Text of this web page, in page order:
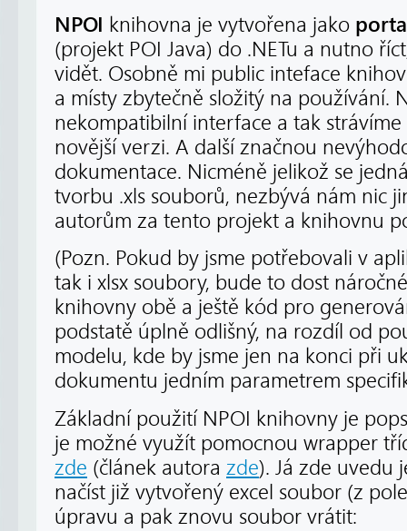
NPOI knihovna je vytvořena jako
(projekt POI Java) do .NETu a nutno
vidět. Osobně mi public inteface
a místy zbytečně složitý na používání.
nekompatibilní interface a tak
novější verzi. A další značnou
dokumentace. Nicméně jelikož se
tvorbu .xls souborů, nezbývá nám nic
autorům za tento projekt a knihovnu
(Pozn. Pokud by jsme potřebovali v
tak i xlsx soubory, bude to dost
knihovny obě a ještě kód pro
podstatě úplně odlišný, na rozdíl od
modelu, kde by jsme jen na konci při
dokumentu jedním parametrem
Základní použití NPOI knihovny je
je možné využít pomocnou wrapper
zde (článek autora zde). Já zde uvedu
načíst již vytvořený excel soubor (z
úpravu a pak znovu soubor vrátit: